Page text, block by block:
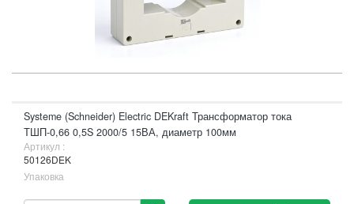
Systeme (Schneider) Electric DEKraft Трансформатор тока
ТШП-0,66 0,5S 2000/5 15ВА, диаметр 100мм
Артикул :
50126DEK
Упаковка